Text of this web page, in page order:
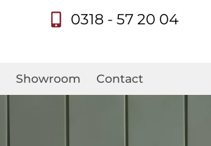
0318 - 57 20 04
Showroom Contact